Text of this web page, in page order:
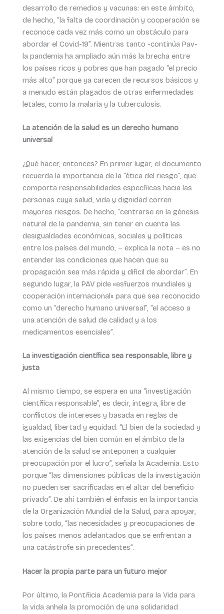
desarrollo de remedios y vacunas: en este ámbito,
de hecho, “la falta de coordinación y cooperación se
reconoce cada vez más como un obstáculo para
abordar el Covid-19”. Mientras tanto -continúa Pav-
la pandemia ha ampliado aún más la brecha entre
los países ricos y pobres que han pagado “el precio
más alto” porque ya carecen de recursos básicos y
a menudo están plagados de otras enfermedades
letales, como la malaria y la tuberculosis.
La atención de la salud es un derecho humano
universal
¿Qué hacer, entonces? En primer lugar, el documento
recuerda la importancia de la “ética del riesgo”, que
comporta responsabilidades específicas hacia las
personas cuya salud, vida y dignidad corren
mayores riesgos. De hecho, “centrarse en la génesis
natural de la pandemia, sin tener en cuenta las
desigualdades económicas, sociales y políticas
entre los países del mundo, – explica la nota – es no
entender las condiciones que hacen que su
propagación sea más rápida y difícil de abordar”. En
segundo lugar, la PAV pide «esfuerzos mundiales y
cooperación internacional» para que sea reconocido
como un “derecho humano universal”, “el acceso a
una atención de salud de calidad y a los
medicamentos esenciales”.
La investigación científica sea responsable, libre y
justa
Al mismo tiempo, se espera en una “investigación
científica responsable”, es decir, íntegra, libre de
conflictos de intereses y basada en reglas de
igualdad, libertad y equidad. “El bien de la sociedad y
las exigencias del bien común en el ámbito de la
atención de la salud se anteponen a cualquier
preocupación por el lucro”, señala la Academia. Esto
porque “las dimensiones públicas de la investigación
no pueden ser sacrificadas en el altar del beneficio
privado”. De ahí también el énfasis en la importancia
de la Organización Mundial de la Salud, para apoyar,
sobre todo, “las necesidades y preocupaciones de
los países menos adelantados que se enfrentan a
una catástrofe sin precedentes”.
Hacer la propia parte para un futuro mejor
Por último, la Pontificia Academia para la Vida para
la vida anhela la promoción de una solidaridad